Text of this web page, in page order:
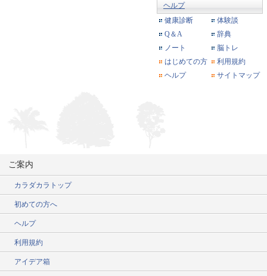
ヘルプ
健康診断
体験談
Q＆A
辞典
ノート
脳トレ
はじめての方
利用規約
ヘルプ
サイトマップ
ご案内
カラダカラトップ
初めての方へ
ヘルプ
利用規約
アイデア箱